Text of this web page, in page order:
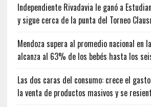
Independiente Rivadavia le ganó a
y sigue cerca de la punta del Torneo
Mendoza supera al promedio nacional en
alcanza al 63% de los bebés hasta los
Las dos caras del consumo: crece el
la venta de productos masivos y se